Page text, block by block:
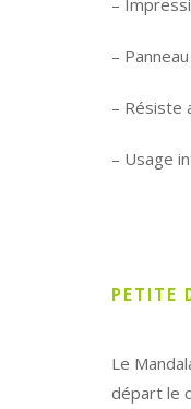
–
–
– Résiste
– Usage
PETITE
Le
départ le